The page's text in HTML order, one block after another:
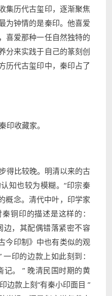
集历代古玺印，逐渐聚焦
为钟情的是秦印。他喜爱
喜爱那种一任自然独特的
分来实践于自己的篆刻创
历代古玺印中，秦印占了
印收藏家。
得比较晚。明清以来的古
知也较为模糊。“印宗秦
概念。清代中叶，印学家
铜印的描述是这样的：
边，其配偶错落紧密不容
今印制》中也有类似的观
一印的边款上如此刻到：
记。” 晚清民国时期的黄
边款上刻“有秦小印面目 ”